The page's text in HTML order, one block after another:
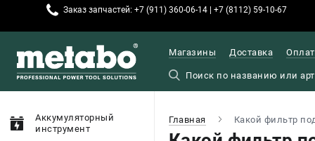
Заказ запчастей: +7 (911) 360-06-14 | +7 (8112) 59-10-67
Магазины Доставка
Аккумуляторный
инструмент
Главная Какой фильтр